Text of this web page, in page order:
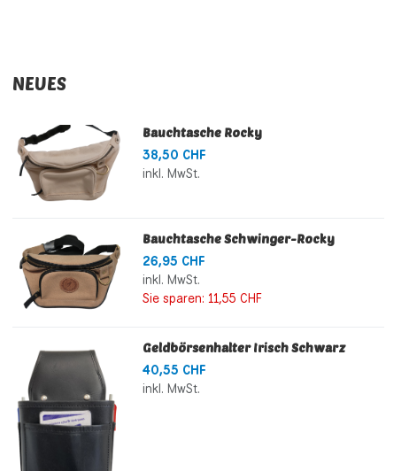
NEUES
Bauchtasche Rocky
38,50 CHF
inkl. MwSt.
Bauchtasche Schwinger-Rocky
26,95 CHF
inkl. MwSt.
Sie sparen: 11,55 CHF
Geldbörsenhalter Irisch Schwarz
40,55 CHF
inkl. MwSt.